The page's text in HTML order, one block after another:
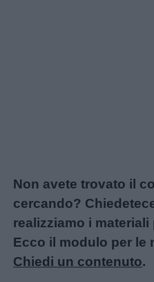
Non avete trovato il
cercando?
realizziamo i
Ecco il modulo per le
Chiedi un contenuto.